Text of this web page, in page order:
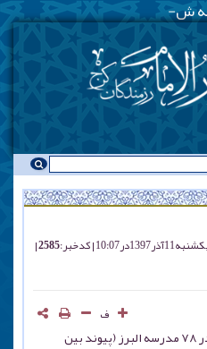
شبها - هم-
11 آذر 1397 در 10:07 کد خبر : 2585
ف
اجرای طرح شهید «بهنام محمدی» در ۷۸ مدرسه البرز (پیوند بین